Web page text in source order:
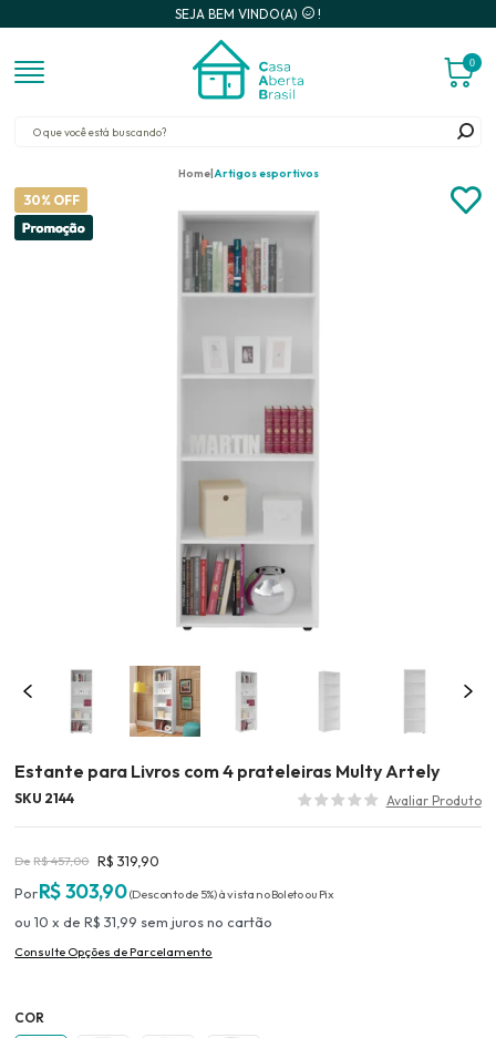
SEJA BEM VINDO(A) !
0
Home Artigos esportivos
30% OFF
Estante para Livros com 4 prateleiras Multy Artely
SKU 2144
R$ 457,00 R$ 319,90
R$ 303,90(Descontode 5%)
10 x de R$ 31,99 sem juros no
COR